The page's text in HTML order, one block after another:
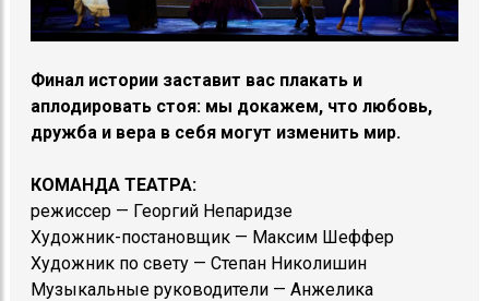
Финал истории заставит вас плакать и
аплодировать стоя: мы докажем, что любовь,
дружба и вера в себя могут изменить мир.
КОМАНДА ТЕАТРА:
режиссер — Георгий Непаридзе
Художник-постановщик — Максим Шеффер
Художник по свету — Степан Николишин
Музыкальные руководители — Анжелика